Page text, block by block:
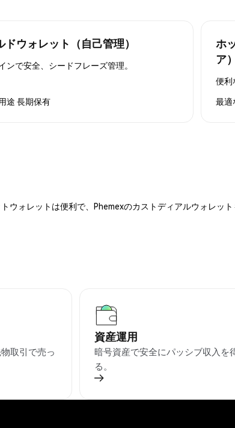
ドウォレット（自己管理）
ンで安全、シードフレーズ管理。
途 長期保有
ホ
ア）
便利
最適
ォレットは便利で、Phemexのカストディアルウォレッ
取引で売っ
資産運用
暗号資産で安全にパッシブ収入を
る。